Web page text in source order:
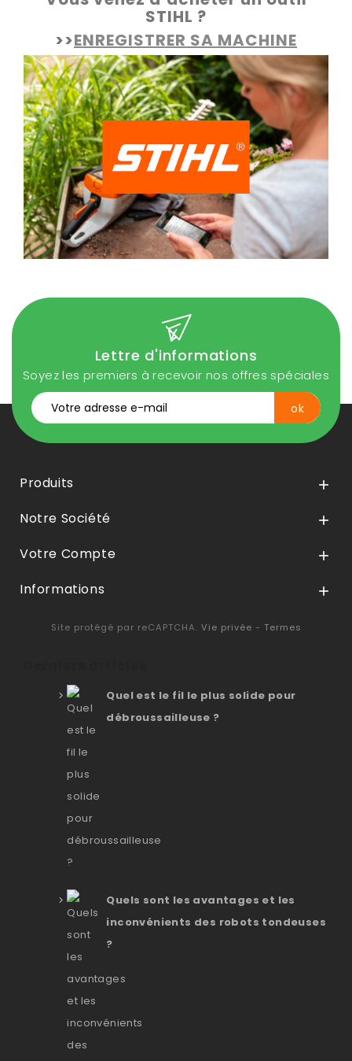
STIHL ?
>>ENREGISTRER SA MACHINE
Lettre d'informations
Soyez les premiers à recevoir nos offres spéciales
Produits 
Notre Société 
Votre Compte 
Informations 
Site protégé par reCAPTCHA. Vie privée - Termes
Quel est le fil le plus solide pour
débroussailleuse ?
Quels sont les avantages et les
inconvénients des robots tondeuses
?